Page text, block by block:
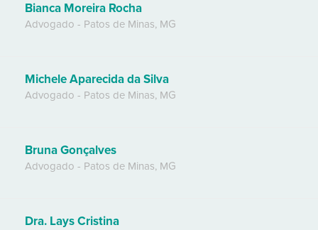
Bianca Moreira Rocha
Advogado - Patos de Minas, MG
Michele Aparecida da Silva
Advogado - Patos de Minas, MG
Bruna Gonçalves
Advogado - Patos de Minas, MG
Dra. Lays Cristina